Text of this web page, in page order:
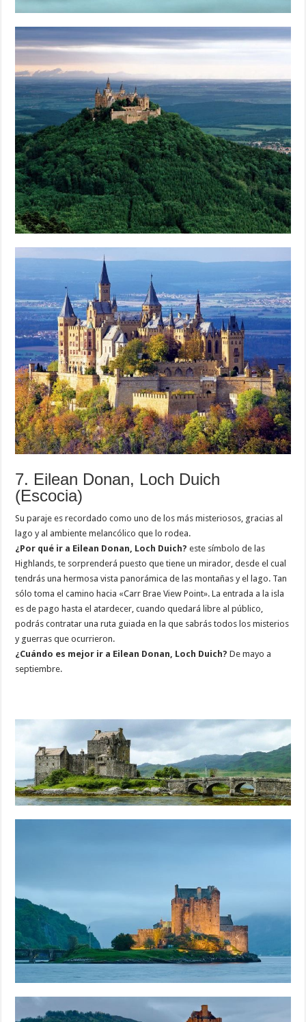
7. Eilean Donan, Loch Duich
(Escocia)
Su paraje es recordado como uno de los más misteriosos, gracias al
lago y al ambiente melancólico que lo rodea.
¿Por qué ir a Eilean Donan, Loch Duich?este símbolo de las
Highlands, te sorprenderá puesto que tiene un mirador, desde el cual
tendrás una hermosa vista panorámica de las montañas y el lago. Tan
sólo toma el camino hacia «Carr Brae View Point». La entrada a la isla
es de pago hasta el atardecer, cuando quedará libre al público,
podrás contratar una ruta guiada en la que sabrás todos los misterios
y guerras que ocurrieron.
¿Cuándo es mejor ir a Eilean Donan, Loch Duich?De mayo a
septiembre.